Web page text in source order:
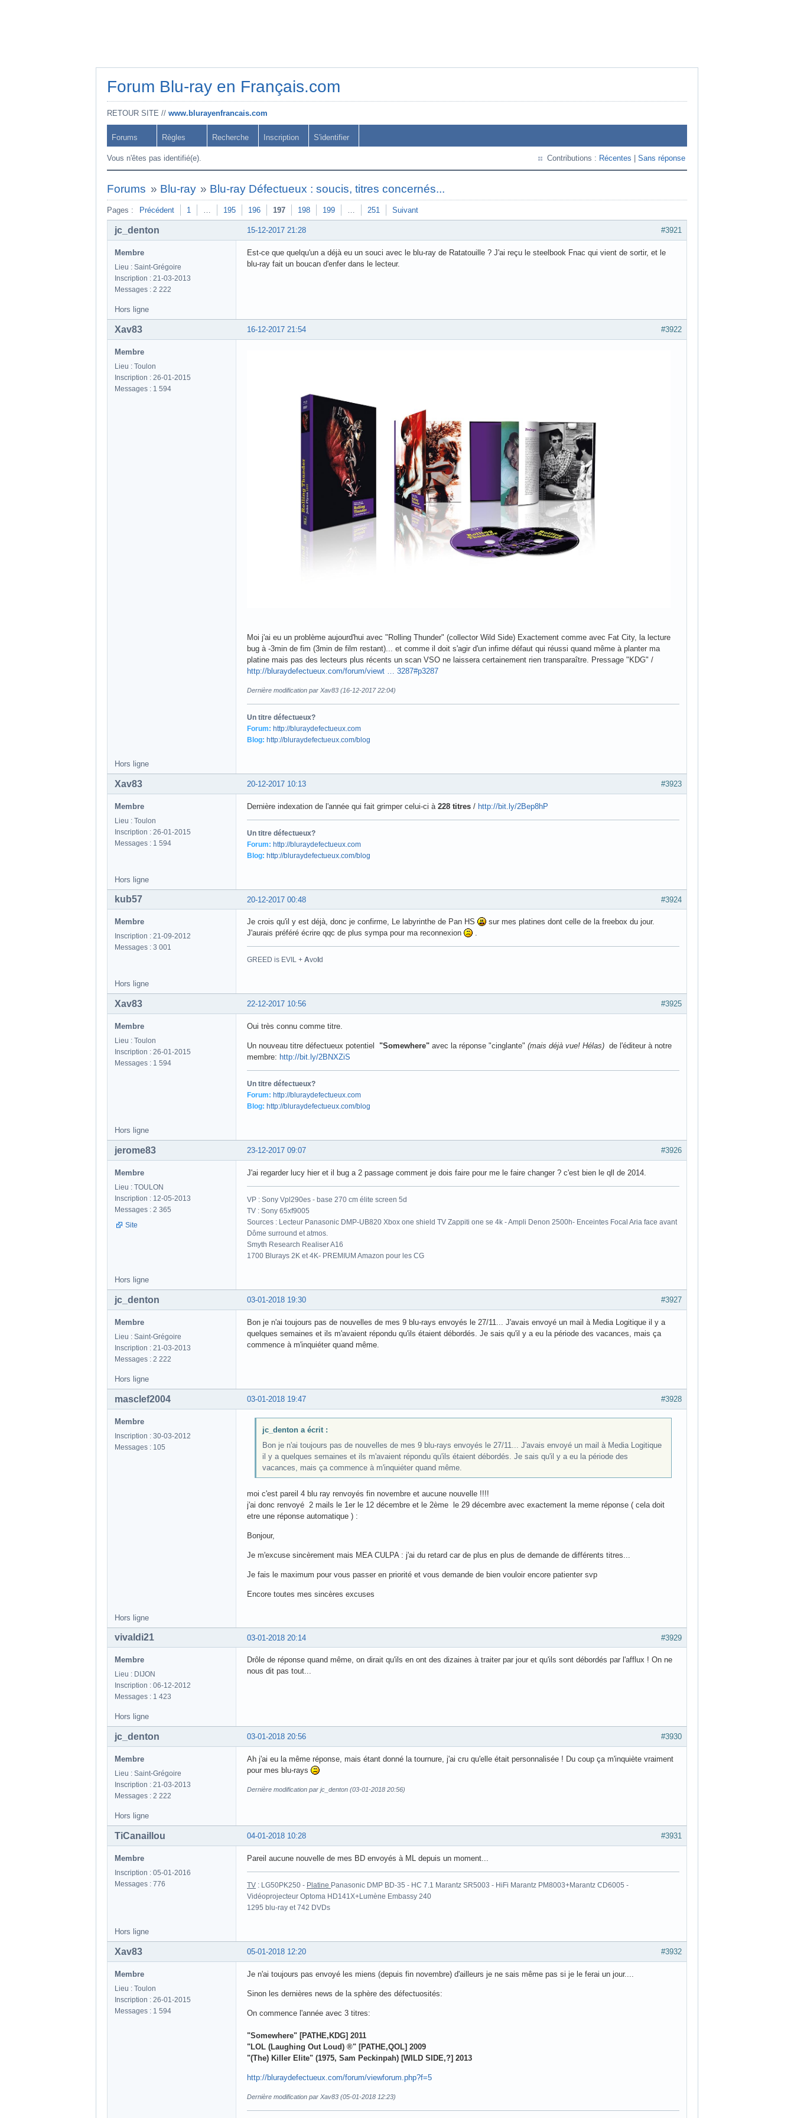
Forum Blu-ray en Français.com
RETOUR SITE // www.blurayenfrancais.com
Forums Règles Recherche Inscription S'identifier
Vous n'êtes pas identifié(e). Contributions : Récentes Sans réponse
Forums » Blu-ray » Blu-ray Défectueux : soucis, titres concernés...
Pages : Précédent 1 … 195 196 197 198 199 … 251 Suivant
#3921
15-12-2017 21:28
jc_denton
Membre
Lieu : Saint-Grégoire
Inscription : 21-03-2013
Messages : 2 222
Est-ce que quelqu'un a déjà eu un souci avec le blu-ray de Ratatouille ? J'ai reçu le steelbook Fnac qui vient de sortir, et le
blu-ray fait un boucan d'enfer dans le lecteur.
Hors ligne
#3922
16-12-2017 21:54
Xav83
Membre
Lieu : Toulon
Inscription : 26-01-2015
Messages : 1 594
Moi j'ai eu un problème aujourd'hui avec "Rolling Thunder" (collector Wild Side) Exactement comme avec Fat City, la lecture
bug à -3min de fim (3min de film restant)... et comme il doit s'agir d'un infime défaut qui réussi quand même à planter ma
platine mais pas des lecteurs plus récents un scan VSO ne laissera certainement rien transparaître. Pressage "KDG" /
http://bluraydefectueux.com/forum/viewt … 3287#p3287
Dernière modification par Xav83 (16-12-2017 22:04)
Un titre défectueux?
Forum: http://bluraydefectueux.com
Blog: http://bluraydefectueux.com/blog
Hors ligne
#3923
20-12-2017 10:13
Xav83
Membre
Lieu : Toulon
Inscription : 26-01-2015
Messages : 1 594
Dernière indexation de l'année qui fait grimper celui-ci à 228 titres / http://bit.ly/2Bep8hP
Un titre défectueux?
Forum: http://bluraydefectueux.com
Blog: http://bluraydefectueux.com/blog
Hors ligne
#3924
20-12-2017 00:48
kub57
Membre
Inscription : 21-09-2012
Messages : 3 001
Je crois qu'il y est déjà, donc je confirme, Le labyrinthe de Pan HS
sur mes platines dont celle de la freebox du jour.
J'aurais préféré écrire qqc de plus sympa pour ma reconnexion
.
GREED is EVIL + Avo d
Hors ligne
#3925
22-12-2017 10:56
Xav83
Membre
Lieu : Toulon
Inscription : 26-01-2015
Messages : 1 594
Oui très connu comme titre.
Un nouveau titre défectueux potentiel "Somewhere" avec la réponse "cinglante" (mais déjà vue! Hélas) de l'éditeur à notre
membre: http://bit.ly/2BNXZiS
Un titre défectueux?
Forum: http://bluraydefectueux.com
Blog: http://bluraydefectueux.com/blog
Hors ligne
#3926
23-12-2017 09:07
jerome83
Membre
Lieu : TOULON
Inscription : 12-05-2013
Messages : 2 365
Site
J'ai regarder lucy hier et il bug a 2 passage comment je dois faire pour me le faire changer ? c'est bien le qll de 2014.
VP : Sony Vpl290es - base 270 cm élite screen 5d
TV : Sony 65xf9005
Sources : Lecteur Panasonic DMP-UB820 Xbox one shield TV Zappiti one se 4k - Ampli Denon 2500h- Enceintes Focal Aria face avant
Dôme surround et atmos.
Smyth Research Realiser A16
1700 Blurays 2K et 4K- PREMIUM Amazon pour les CG
Hors ligne
#3927
03-01-2018 19:30
jc_denton
Membre
Lieu : Saint-Grégoire
Inscription : 21-03-2013
Messages : 2 222
Bon je n'ai toujours pas de nouvelles de mes 9 blu-rays envoyés le 27/11... J'avais envoyé un mail à Media Logitique il y a
quelques semaines et ils m'avaient répondu qu'ils étaient débordés. Je sais qu'il y a eu la période des vacances, mais ça
commence à m'inquiéter quand même.
Hors ligne
#3928
03-01-2018 19:47
masclef2004
Membre
Inscription : 30-03-2012
Messages : 105
jc_denton a écrit :
Bon je n'ai toujours pas de nouvelles de mes 9 blu-rays envoyés le 27/11... J'avais envoyé un mail à Media Logitique
il y a quelques semaines et ils m'avaient répondu qu'ils étaient débordés. Je sais qu'il y a eu la période des
vacances, mais ça commence à m'inquiéter quand même.
moi c'est pareil 4 blu ray renvoyés fin novembre et aucune nouvelle !!!!
j'ai donc renvoyé 2 mails le 1er le 12 décembre et le 2ème le 29 décembre avec exactement la meme réponse ( cela doit
etre une réponse automatique ) :
Bonjour,
Je m'excuse sincèrement mais MEA CULPA : j'ai du retard car de plus en plus de demande de différents titres...
Je fais le maximum pour vous passer en priorité et vous demande de bien vouloir encore patienter svp
Encore toutes mes sincères excuses
Hors ligne
#3929
03-01-2018 20:14
vivaldi21
Membre
Lieu : DIJON
Inscription : 06-12-2012
Messages : 1 423
Drôle de réponse quand même, on dirait qu'ils en ont des dizaines à traiter par jour et qu'ils sont débordés par l'afflux ! On ne
nous dit pas tout...
Hors ligne
#3930
03-01-2018 20:56
jc_denton
Membre
Lieu : Saint-Grégoire
Inscription : 21-03-2013
Messages : 2 222
Ah j'ai eu la même réponse, mais étant donné la tournure, j'ai cru qu'elle était personnalisée ! Du coup ça m'inquiète vraiment
pour mes blu-rays
Dernière modification par jc_denton (03-01-2018 20:56)
Hors ligne
#3931
04-01-2018 10:28
TiCanaillou
Membre
Inscription : 05-01-2016
Messages : 776
Pareil aucune nouvelle de mes BD envoyés à ML depuis un moment...
TV : LG50PK250 - Platine Panasonic DMP BD-35 - HC 7.1 Marantz SR5003 - HiFi Marantz PM8003+Marantz CD6005 -
Vidéoprojecteur Optoma HD141X+Lumène Embassy 240
1295 blu-ray et 742 DVDs
Hors ligne
#3932
05-01-2018 12:20
Xav83
Membre
Lieu : Toulon
Inscription : 26-01-2015
Messages : 1 594
Je n'ai toujours pas envoyé les miens (depuis fin novembre) d'ailleurs je ne sais même pas si je le ferai un jour....
Sinon les dernières news de la sphère des défectuosités:
On commence l'année avec 3 titres:
"Somewhere" [PATHE,KDG] 2011
"LOL (Laughing Out Loud) ®" [PATHE,QOL] 2009
"(The) Killer Elite" (1975, Sam Peckinpah) [WILD SIDE,?] 2013
http://bluraydefectueux.com/forum/viewforum.php?f=5
Dernière modification par Xav83 (05-01-2018 12:23)